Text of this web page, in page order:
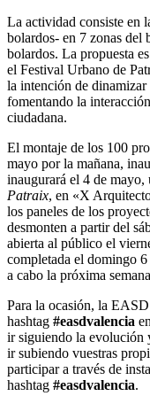
La actividad consiste en
bolardos- en 7 zonas del
bolardos. La propuesta
el Festival Urbano de
la intención de
fomentando la
ciudadana.
El montaje de los 100
mayo por la mañana,
inaugurará el 4 de
Patraix, en «X
los paneles de los
desmonten a partir del
abierta al público el
completada el domingo
a cabo la próxima
Para la ocasión, la
hashtag #easdvalencia
ir siguiendo la evolución
ir subiendo vuestras
participar a través de
hashtag #easdvalencia.